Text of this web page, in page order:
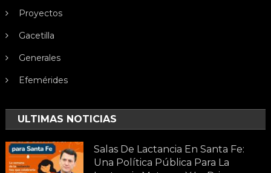
Proyectos
Gacetilla
Generales
Efemérides
ULTIMAS NOTICIAS
Salas De Lactancia En Santa Fe:
Una Política Pública Para La